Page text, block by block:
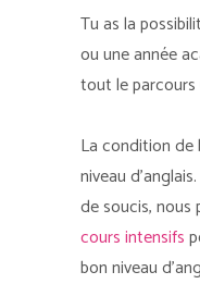
Tu as la
ou une année
tout le parcours
La condition de
niveau
de soucis, nous
cours intensifs
bon niveau